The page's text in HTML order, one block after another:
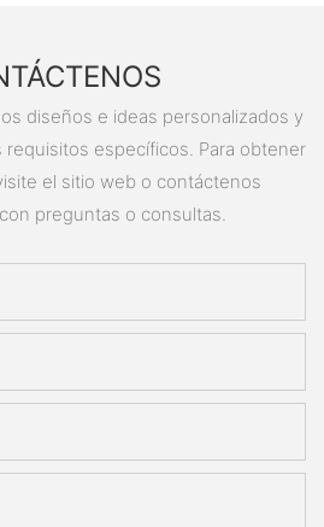
diseños e ideas personalizados y
específicos. Para obtener
el sitio web o contáctenos
preguntas o consultas.